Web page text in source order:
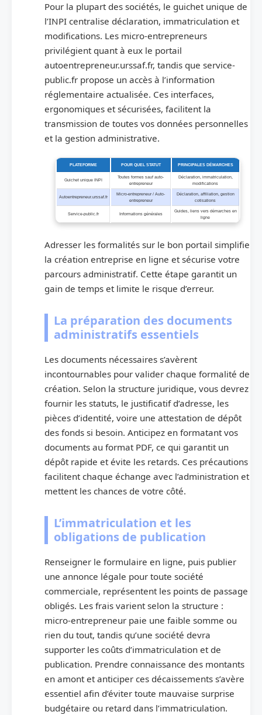
Pour la plupart des sociétés, le guichet unique de
l’INPI centralise déclaration, immatriculation et
modifications. Les micro-entrepreneurs
privilégient quant à eux le portail
autoentrepreneur.urssaf.fr, tandis que service-
public.fr propose un accès à l’information
réglementaire actualisée. Ces interfaces,
ergonomiques et sécurisées, facilitent la
transmission de toutes vos données personnelles
et la gestion administrative.
PLATEFORME POUR QUEL STATUT PRINCIPALES DÉMARCHES
Guichet unique INPI
Toutes formes sauf auto-
entrepreneur
Déclaration, immatriculation,
modifications
Autoentrepreneur.urssaf.fr
Micro-entrepreneur / Auto-
entrepreneur
Déclaration, affiliation, gestion
cotisations
Service-public.fr Informations générales
Guides, liens vers démarches en
ligne
Adresser les formalités sur le bon portail simplifie
la création entreprise en ligne et sécurise votre
parcours administratif. Cette étape garantit un
gain de temps et limite le risque d’erreur.
La préparation des documents
administratifs essentiels
Les documents nécessaires s’avèrent
incontournables pour valider chaque formalité de
création. Selon la structure juridique, vous devrez
fournir les statuts, le justificatif d’adresse, les
pièces d’identité, voire une attestation de dépôt
des fonds si besoin. Anticipez en formatant vos
documents au format PDF, ce qui garantit un
dépôt rapide et évite les retards. Ces précautions
facilitent chaque échange avec l’administration et
mettent les chances de votre côté.
L’immatriculation et les
obligations de publication
Renseigner le formulaire en ligne, puis publier
une annonce légale pour toute société
commerciale, représentent les points de passage
obligés. Les frais varient selon la structure :
micro-entrepreneur paie une faible somme ou
rien du tout, tandis qu’une société devra
supporter les coûts d’immatriculation et de
publication. Prendre connaissance des montants
en amont et anticiper ces décaissements s’avère
essentiel afin d’éviter toute mauvaise surprise
budgétaire ou retard dans l’immatriculation.